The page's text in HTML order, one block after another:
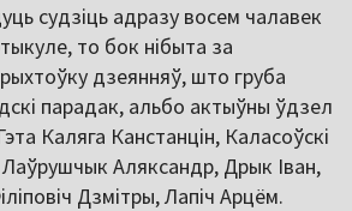
судзіць адразу восем чалавек
то бок нібыта за
дзеянняў, што груба
парадак, альбо актыўны ўдзел
Каляга Канстанцін, Каласоўскі
Аляксандр, Дрык Іван,
Дзмітры, Лапіч Арцём.